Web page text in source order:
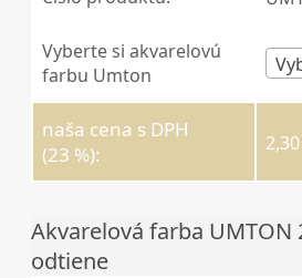
Vyberte si akvarelovú
farbu Umton
naša cena s DPH
(23 %):
Akvarelová farba
odtiene